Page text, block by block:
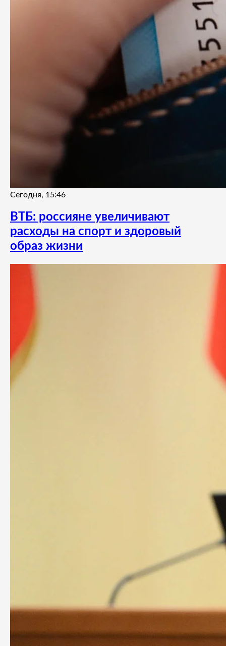
Сегодня, 15:46
ВТБ: россияне увеличивают
расходы на спорт и здоровый
образ жизни